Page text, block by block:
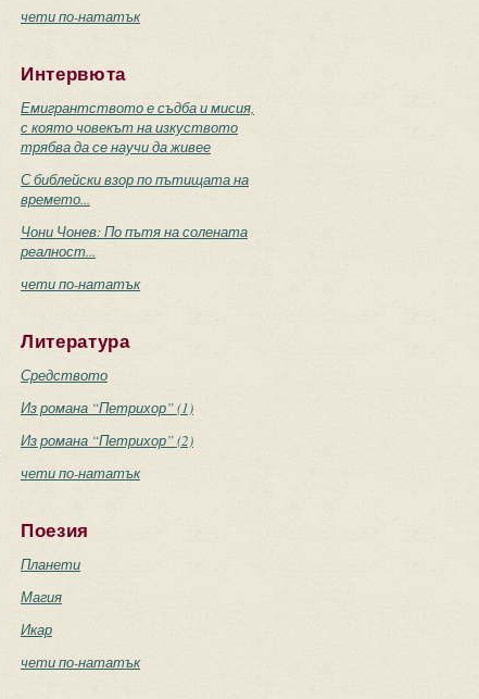
чети по-нататък
Интервюта
Емигрантството е съдба и мисия,
с която човекът на изкуството
трябва да се научи да живее
С библейски взор по пътищата на
времето...
Чони Чонев: По пътя на солената
реалност...
чети по-нататък
Литература
Средството
Из романа “Петрихор” (1)
Из романа “Петрихор” (2)
чети по-нататък
Поезия
Планети
Магия
Икар
чети по-нататък